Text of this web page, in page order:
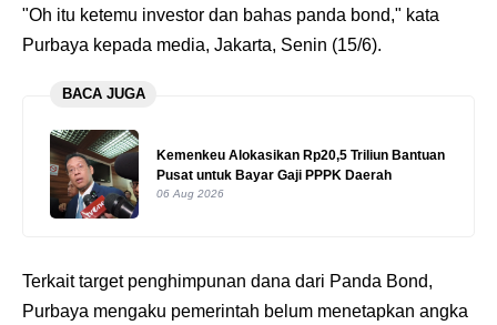
"Oh itu ketemu investor dan bahas panda bond," kata
Purbaya kepada media, Jakarta, Senin (15/6).
BACA JUGA
Kemenkeu Alokasikan Rp20,5 Triliun Bantuan
Pusat untuk Bayar Gaji PPPK Daerah
06 Aug 2026
Terkait target penghimpunan dana dari Panda Bond,
Purbaya mengaku pemerintah belum menetapkan angka